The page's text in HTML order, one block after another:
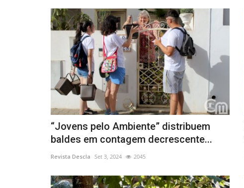
“Jovens pelo Ambiente” distribuem
baldes em contagem decrescente...
Revista Descla Set 3, 2024 2045